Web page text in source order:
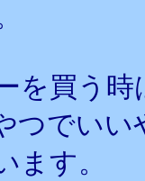
を買う
つでい
ます。